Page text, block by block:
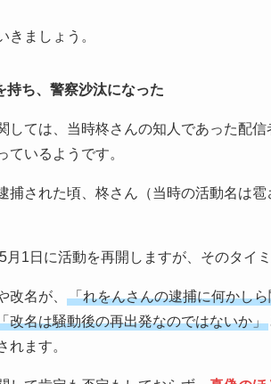
きましょう。
ち、警察沙汰になった
しては、当時柊さんの知人であった配
ているようです。
捕された頃、柊さん（当時の活動名は
月1日に活動を再開しますが、そのタイ
改名が、
「れをんさんの逮捕に何かし
改名は騒動後の再出発なのではないか」
れます。